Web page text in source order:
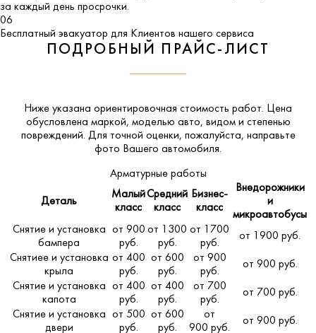
за каждый день просрочки.
06
Бесплатный эвакуатор для Клиентов нашего сервиса
ПОДРОБНЫЙ ПРАЙС-ЛИСТ
Ниже указана ориентировочная стоимость работ. Цена
обусловлена маркой, моделью авто, видом и степенью
повреждений. Для точной оценки, пожалуйста, направьте
фото Вашего автомобиля.
Арматурные работы
Деталь
Малый
класс
Средний
класс
Бизнес-
класс
Внедорожники
и
микроавтобусы
Снятие и установка
бампера
от 900
руб.
от 1300
руб.
от 1700
руб.
от 1900 руб.
Снятиее и установка
крыла
от 400
руб.
от 600
руб.
от 900
руб.
от 900 руб.
Снятие и установка
капота
от 400
руб.
от 400
руб.
от 700
руб.
от 700 руб.
Снятие и установка
двери
от 500
руб.
от 600
руб.
от
900 руб.
от 900 руб.